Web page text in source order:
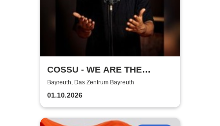
COSSU - WE ARE THE
GERMANS - Stand-Up
Comedy
Bayreuth, Das Zentrum Bayreuth
01.10.2026